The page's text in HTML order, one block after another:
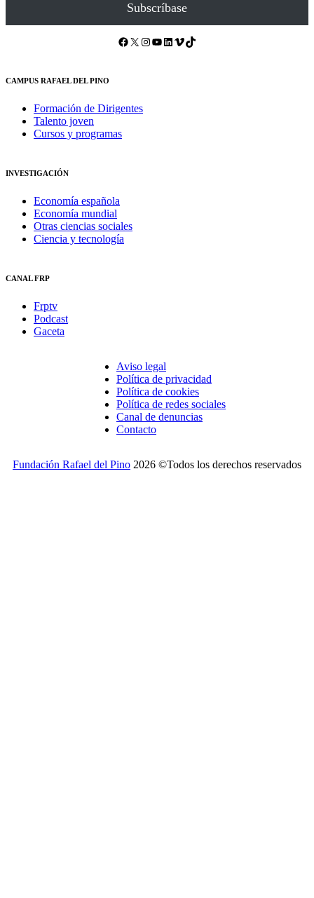
Subscríbase
Facebook X Instagram YouTube LinkedIn Vimeo TikTok
CAMPUS RAFAEL DEL PINO
Formación de Dirigentes
Talento joven
Cursos y programas
INVESTIGACIÓN
Economía española
Economía mundial
Otras ciencias sociales
Ciencia y tecnología
CANAL FRP
Frptv
Podcast
Gaceta
Aviso legal
Política de privacidad
Política de cookies
Política de redes sociales
Canal de denuncias
Contacto
Fundación Rafael del Pino 2026 ©Todos los derechos reservados